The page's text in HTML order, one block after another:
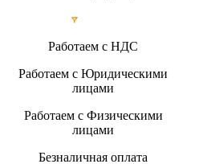
Работаем с НДС
Работаем с Юридическими
лицами
Работаем с Физическими
лицами
Безналичная оплата